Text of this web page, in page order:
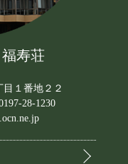
福寿荘
１番地２２
28-1230